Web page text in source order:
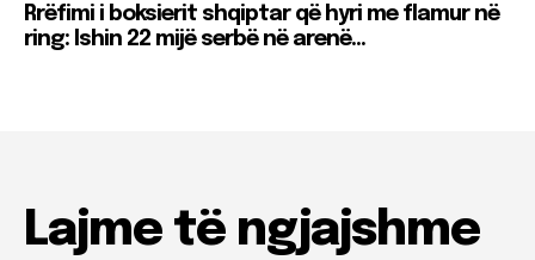
Rrëfimi i boksierit shqiptar që hyri me flamur në
ring: Ishin 22 mijë serbë në arenë…
Lajme të ngjajshme